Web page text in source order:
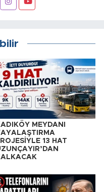
MEYDANI
13 HAT